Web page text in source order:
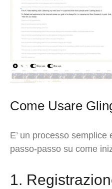
Come Usare
E’ un processo
passo-passo su come
1.